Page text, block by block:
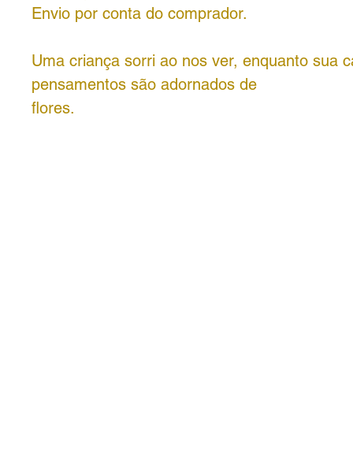
Envio por conta do comprador.
Uma criança sorri ao nos ver, enquanto sua
pensamentos são adornados de
flores.